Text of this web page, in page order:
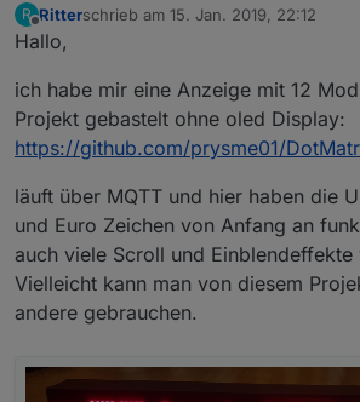
R
Offline
Ritterschrieb am 15. Jan. 2019, 22:12
zuletzt editiert von
Hallo,
ich habe mir eine Anzeige mit 12
Projekt gebastelt ohne oled Display:
https://github.com/prysme01/
läuft über MQTT und hier haben die
und Euro Zeichen von Anfang an
auch viele Scroll und Einblendeffekte
Vielleicht kann man von diesem
andere gebrauchen.